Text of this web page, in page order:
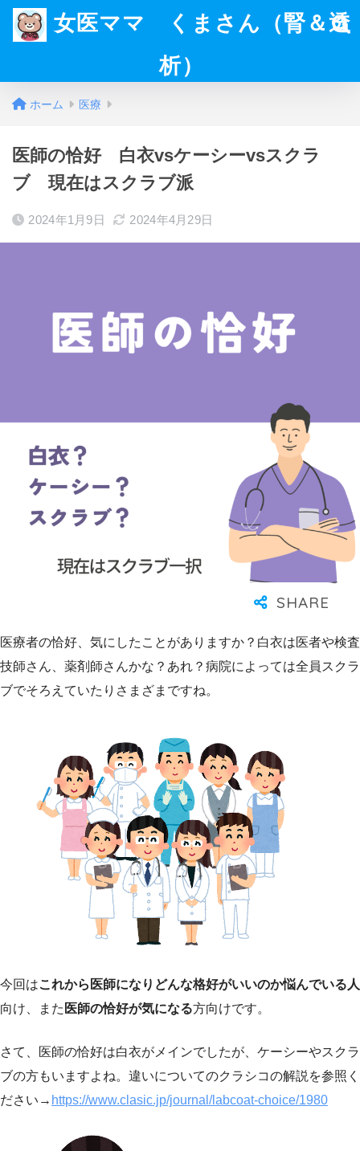
女医ママ くまさん（腎＆透
析）
ホーム 医療
医師の恰好 白衣vsケーシーvsスクラ
ブ 現在はスクラブ派
2024年1月9日 2024年4月29日
医療者の恰好、気にしたことがありますか？白衣は医者や検査
技師さん、薬剤師さんかな？あれ？病院によっては全員スクラ
ブでそろえていたりさまざまですね。
今回はこれから医師になりどんな格好がいいのか悩んでいる人
向け、また 医師の恰好が気になる方向けです。
さて、医師の恰好は白衣がメインでしたが、ケーシーやスクラ
ブの方もいますよね。違いについてのクラシコの解説を参照く
ださい→ https://www.clasic.jp/journal/labcoat-choice/1980